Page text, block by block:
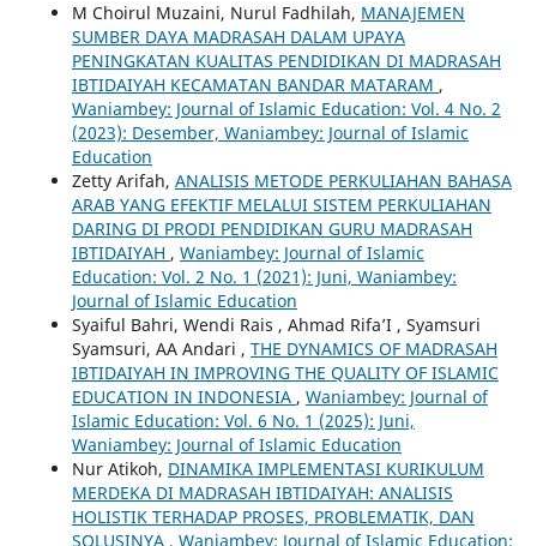
M Choirul Muzaini, Nurul Fadhilah, MANAJEMEN
SUMBER DAYA MADRASAH DALAM UPAYA
PENINGKATAN KUALITAS PENDIDIKAN DI MADRASAH
IBTIDAIYAH KECAMATAN BANDAR MATARAM ,
Waniambey: Journal of Islamic Education: Vol. 4 No. 2
(2023): Desember, Waniambey: Journal of Islamic
Education
Zetty Arifah, ANALISIS METODE PERKULIAHAN BAHASA
ARAB YANG EFEKTIF MELALUI SISTEM PERKULIAHAN
DARING DI PRODI PENDIDIKAN GURU MADRASAH
IBTIDAIYAH , Waniambey: Journal of Islamic
Education: Vol. 2 No. 1 (2021): Juni, Waniambey:
Journal of Islamic Education
Syaiful Bahri, Wendi Rais , Ahmad Rifa’I , Syamsuri
Syamsuri, AA Andari , THE DYNAMICS OF MADRASAH
IBTIDAIYAH IN IMPROVING THE QUALITY OF ISLAMIC
EDUCATION IN INDONESIA , Waniambey: Journal of
Islamic Education: Vol. 6 No. 1 (2025): Juni,
Waniambey: Journal of Islamic Education
Nur Atikoh, DINAMIKA IMPLEMENTASI KURIKULUM
MERDEKA DI MADRASAH IBTIDAIYAH: ANALISIS
HOLISTIK TERHADAP PROSES, PROBLEMATIK, DAN
SOLUSINYA , Waniambey: Journal of Islamic Education: